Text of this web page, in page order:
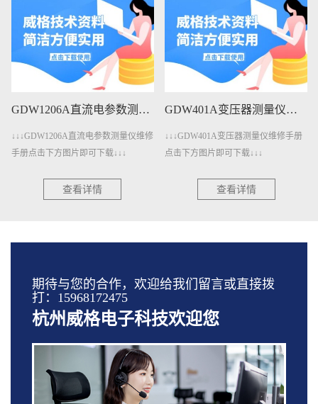
GDW1206A直流电参数测量仪维修手册下载
↓↓↓GDW1206A直流电参数测量仪维修
手册点击下方图片即可下载↓↓↓
查看详情
GDW401A变压器测量仪维修手册下载
↓↓↓GDW401A变压器测量仪维修手册
点击下方图片即可下载↓↓↓
查看详情
期待与您的合作，欢迎给我们留言或直接拨
打：15968172475
杭州威格电子科技欢迎您